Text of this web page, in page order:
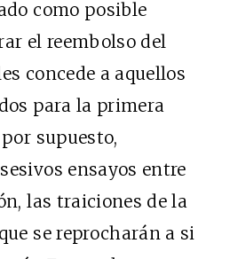
como posible
el reembolso del
concede a aquellos
para la primera
supuesto,
ensayos entre
las traiciones de la
se reprocharán a si